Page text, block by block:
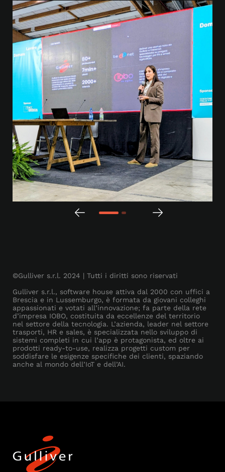
©Gulliver s.r.l. 2024 | Tutti i diritti sono riservati
Gulliver s.r.l., software house attiva dal 2000 con uffici a
Brescia e in Lussemburgo, è formata da giovani colleghi
appassionati e votati all’innovazione; fa parte della rete
d’impresa IOBO, costituita da eccellenze del territorio
nel settore della tecnologia. L’azienda, leader nel settore
trasporti, HR e sales, è specializzata nello sviluppo di
sistemi completi in cui l’app è protagonista, ed oltre ai
prodotti ready-to-use, realizza progetti custom per
soddisfare le esigenze specifiche dei clienti, spaziando
anche al mondo dell’IoT e dell’AI.